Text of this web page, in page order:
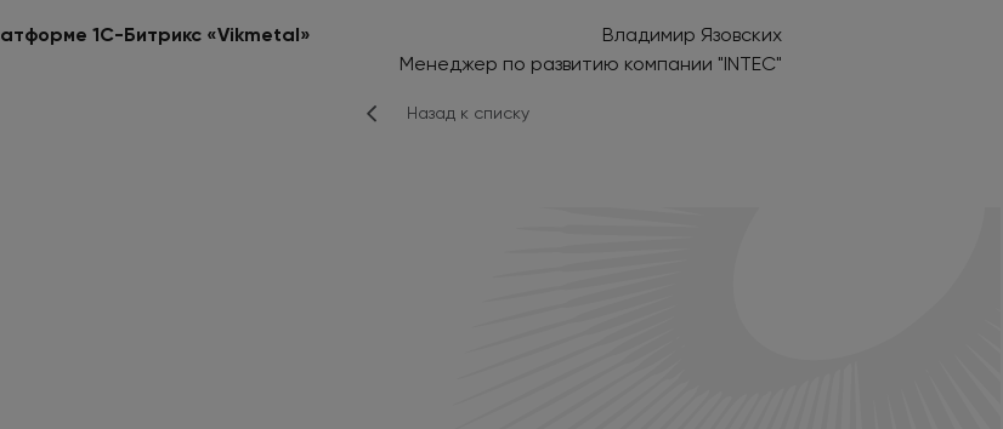
1С-Битрикс «Vikmetal»
Владимир Язовских
Менеджер по развитию компании "INTEC"
Назад к списку